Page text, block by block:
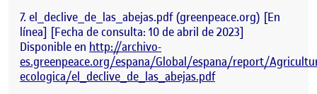
el_declive_de_las_abejas.pdf (greenpeace.org) [En
línea] [Fecha de consulta: 10 de abril de 2023]
Disponible en http://archivo-
es.greenpeace.org/espana/Global/espana/report/
ecologica/el_declive_de_las_abejas.pdf